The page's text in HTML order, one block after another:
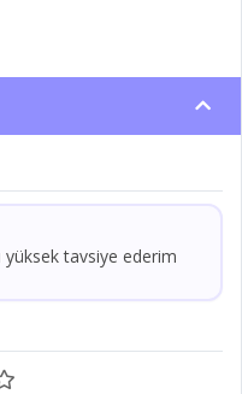
yüksek tavsiye ederim